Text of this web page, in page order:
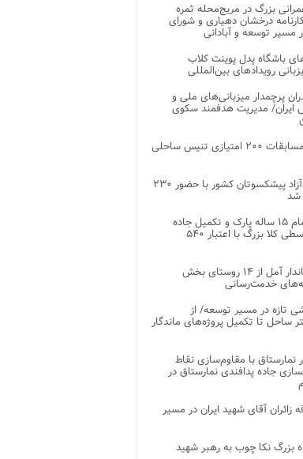
بزرگ در مریج‌محله ثمره
درخشان دهیاری و شورای
مسیر توسعه و آبادانی
باشگاه پدل پوینت کلاب
رویدادهای بین‌المللی
پرچمدار میزبانی‌های ملی و
ایران/ مدیریت هدفمند سکوی
رقابت ۴۹ تیم در مسابقات ۲۰۰ امتیازی تنیس ساحلی
رقابت‌های کشتی آزاد پیشکسوتان کشور با حضور ۲۳۰
شد
پایان پروژه نیمه‌تمام ۱۵ ساله پارک و تکمیل جاده
اصلی ۲ کیلومتری وسطی کلا بزرگ با اعتبار ۵۴۰
بازدید میدانی فرماندار آمل از ۱۴ روستای بخش
خدمت‌رسانی
تازه در مسیر توسعه/ از
۱۴ کیلومتر ساحل تا تکمیل پروژه‌های ماندگار
نمارستاق با مقاوم‌سازی نقاط
جاده پدافندی نمارستاق در
زائران آقای شهید ایران در مسیر
بزرگ نکا چوب به رهبر شهید